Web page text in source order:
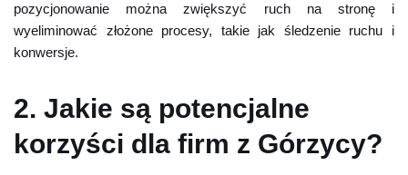
pozycjonowanie można zwiększyć ruch na stronę i
wyeliminować złożone procesy, takie jak śledzenie ruchu i
konwersje.
2. Jakie są potencjalne
korzyści dla firm z Górzycy?